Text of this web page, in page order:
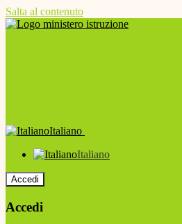
Salta al contenuto
Italiano
Italiano
Accedi
Accedi